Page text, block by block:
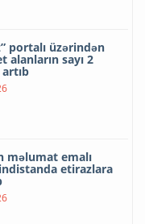
portalı üzərindən
alanların sayı 2
məlumat emalı
etirazlara